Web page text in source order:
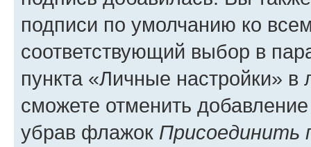
подписи по умолчанию ко
соответствующий выбор в
пункта «Личные настройки»
сможете отменить
убрав флажок Присоединить